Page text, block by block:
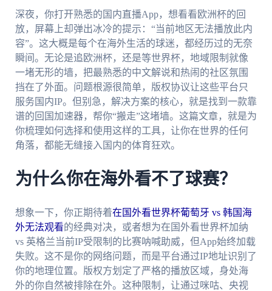
深夜，你打开熟悉的国内直播App，想看看欧洲杯的回
放，屏幕上却弹出冰冷的提示：“当前地区无法播放此内
容”。这大概是每个在海外生活的球迷，都经历过的无奈
瞬间。无论是追欧洲杯，还是等世界杯，地域限制就像
一堵无形的墙，把最熟悉的中文解说和热闹的社区氛围
挡在了外面。问题根源很简单，版权协议让这些平台只
服务国内IP。但别急，解决方案的核心，就是找到一款靠
谱的回国加速器，帮你“搬走”这堵墙。这篇文章，就是为
你梳理如何选择和使用这样的工具，让你在世界的任何
角落，都能无缝接入国内的体育狂欢。
为什么你在海外看不了球赛？
想象一下，你正期待着在国外看世界杯葡萄牙 vs 韩国海
外无法观看的经典对决，或者想为在国外看世界杯加纳
vs 英格兰当前IP受限制的比赛呐喊助威，但App始终加载
失败。这不是你的网络问题，而是平台通过IP地址识别了
你的地理位置。版权方划定了严格的播放区域，身处海
外的你自然被排除在外。这种限制，让通过咪咕、央视